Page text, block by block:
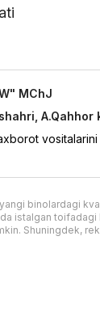
MChJ
binolardagi
istalgan toifadagi
Shuningdek,